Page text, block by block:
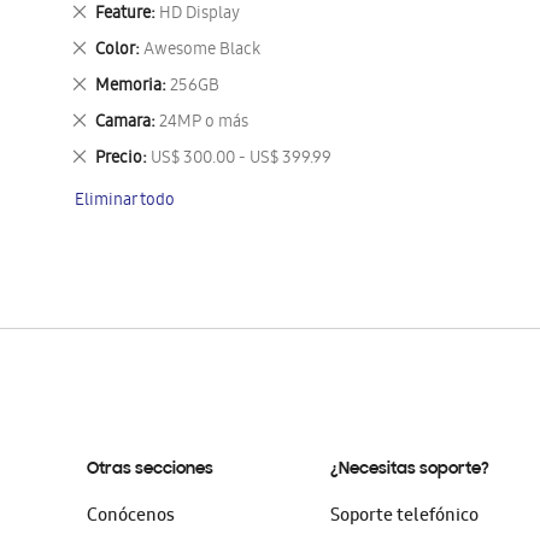
artículo
Feature HD Display
Eliminar
este
artículo
Color Awesome Black
Eliminar
este
artículo
Memoria 256GB
Eliminar
este
artículo
Camara 24MP o más
Eliminar
este
artículo
Precio US$ 300.00 - US$ 399.99
Eliminar
artículo
Eliminar todo
Otras secciones
Conócenos
¿Necesitas soporte?
Soporte telefónico